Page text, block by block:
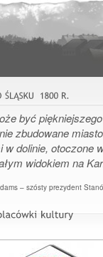
być
zbudowane
w dolinie, otoczone
widokiem na
– szósty prezydent